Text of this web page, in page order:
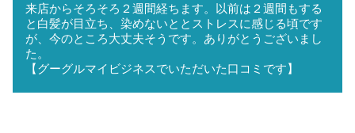
来店からそろそろ２週間経ちます。以前は２週間もする
と白髪が目立ち、染めないととストレスに感じる頃です
が、今のところ大丈夫そうです。ありがとうございまし
た。
【グーグルマイビジネスでいただいた口コミです】